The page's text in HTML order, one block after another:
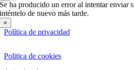
Se ha producido un error al intentar enviar
inténtelo de nuevo más tarde.
×
Política de privacidad
Politica de cookies